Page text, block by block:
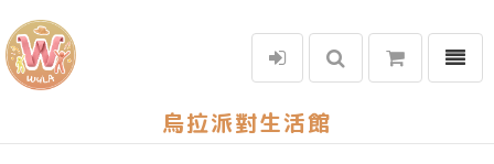
烏拉派對生活館
選單